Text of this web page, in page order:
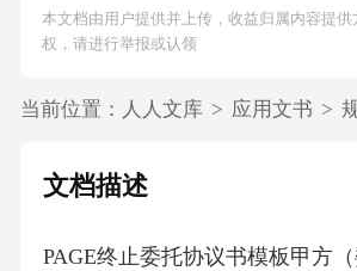
本文档由用户提供并上传，收益归属内容提供
权，请进行举报或认领
当前位置： 人人文库 > 应用文书 >
文档描述
PAGE终止委托协议书模板 甲方